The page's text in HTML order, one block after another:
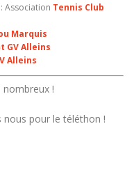
Association Tennis Club
Marquis
GV Alleins
Alleins
!
pour le téléthon !